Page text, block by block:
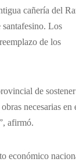
cañería del
santafesino. Los
de los
de
necesarias en
afirmó.
económico